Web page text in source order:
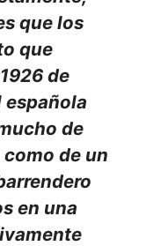
que los
que
de
de
de un
en una